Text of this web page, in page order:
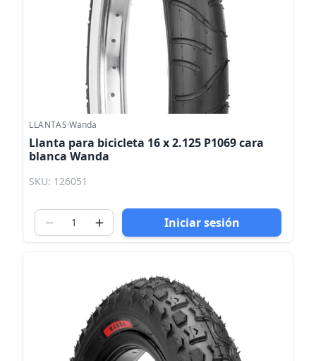
LLANTAS·Wanda
Llanta para bicicleta 16 x 2.125 P1069 cara
blanca Wanda
SKU: 126051
Iniciar sesión